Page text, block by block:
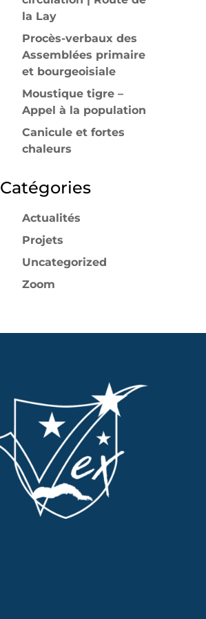
la Lay
Procès-verbaux des
Assemblées primaire
et bourgeoisiale
Moustique tigre –
Appel à la population
Canicule et fortes
chaleurs
Catégories
Actualités
Projets
Uncategorized
Zoom